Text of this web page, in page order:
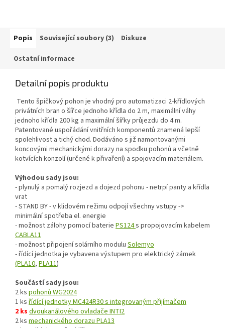
Popis Související soubory (3) Diskuze
Ostatní informace
Detailní popis produktu
Tento špičkový pohon je vhodný pro automatizaci 2-křídlových
privátních bran o šířce jednoho křídla do 2 m, maximální váhy
jednoho křídla 200 kg a maximální šířky průjezdu do 4 m.
Patentované uspořádání vnitřních komponentů znamená lepší
spolehlivost a tichý chod. Dodáváno s již namontovanými
koncovými mechanickými dorazy na spodku pohonů a včetně
kotvících konzolí (určené k přivaření) a spojovacím materiálem.
Výhodou sady jsou:
- plynulý a pomalý rozjezd a dojezd pohonu - netrpí panty a křídla
vrat
- STAND BY - v klidovém režimu odpojí všechny vstupy ->
minimální spotřeba el. energie
- možnost zálohy pomocí baterie PS124s propojovacím kabelem
CABLA11
- možnost připojení solárního modulu Solemyo
- řídící jednotka je vybavena výstupem pro elektrický zámek
(PLA10, PLA11)
Součástí sady jsou:
2 ks pohonů WG2024
1 ks řídící jednotky MC424R30 s integrovaným přijímačem
2 ks dvoukanálového ovladače INTI2
2 ks mechanického dorazu PLA13